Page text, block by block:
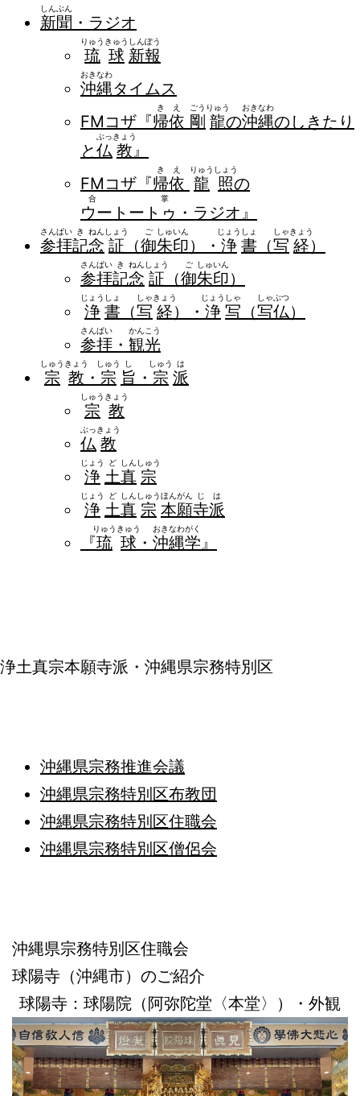
新
しん
聞
ぶん
・ラジオ
琉
りゅう
球
きゅう
新
しん
報
ぽう
沖
おき
縄
なわ
タイムス
FMコザ『帰
き
依
え
剛
ごう
龍
りゅう
の沖
おき
縄
なわ
のしきたり
と仏
ぶっ
教
きょう
』
FMコザ『帰
き
依
え
龍
りゅう
照
しょう
の
ウートートゥ
合掌
・ラジオ』
参
さん
拝
ぱい
記
き
念
ねん
証
しょう
（御
ご
朱
しゅ
印
いん
）・ 浄
じょう
書
しょ
（写
しゃ
経
きょう
）
参
さん
拝
ぱい
記
き
念
ねん
証
しょう
（御
ご
朱
しゅ
印
いん
）
浄
じょう
書
しょ
（写
しゃ
経
きょう
）・ 浄
じょう
写
しゃ
（写
しゃ
仏
ぶつ
）
参
さん
拝
ぱい
・ 観
かん
光
こう
宗
しゅう
教
きょう
・ 宗
しゅう
旨
し
・ 宗
しゅう
派
は
宗
しゅう
教
きょう
仏
ぶっ
教
きょう
浄
じょう
土
ど
真
しん
宗
しゅう
浄
じょう
土
ど
真
しん
宗
しゅう
本
ほん
願
がん
寺
じ
派
は
『琉
りゅう
球
きゅう
・ 沖
おき
縄
なわ
学
がく
』
浄土真宗本願寺派・沖縄県宗務特別区
沖縄県宗務推進会議
沖縄県宗務特別区布教団
沖縄県宗務特別区住職会
沖縄県宗務特別区僧侶会
沖縄県宗務特別区住職会
球陽寺（沖縄市）のご紹介
球陽寺：球陽院（阿弥陀堂〈本堂〉）・外観